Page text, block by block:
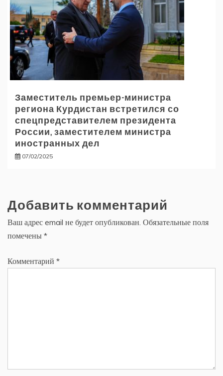
Заместитель премьер-министра
региона Курдистан встретился со
спецпредставителем президента
России, заместителем министра
иностранных дел
07/02/2025
Добавить комментарий
Ваш адрес email не будет опубликован. Обязательные поля
помечены *
Комментарий *